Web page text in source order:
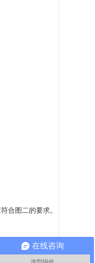
合图二的要求。
在线咨询